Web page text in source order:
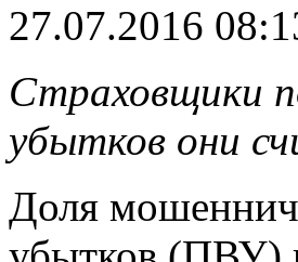
27.07.2016
Страховщики
убытков они
Доля